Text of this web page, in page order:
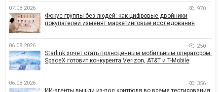
07.08.2026 970
Фокус-группы без людей: как цифровые двойники
покупателей изменят маркетинговые исследования
06.08.2026 250
Starlink хочет стать полноценным мобильным оператором:
SpaceX готовит конкурента Verizon, AT&T и T-Mobile
06.08.2026 356